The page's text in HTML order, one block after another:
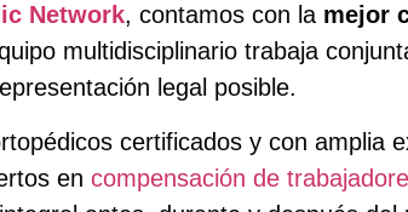
Network, contamos con la mejor
multidisciplinario trabaja
legal posible.
certificados y con amplia
en compensación de